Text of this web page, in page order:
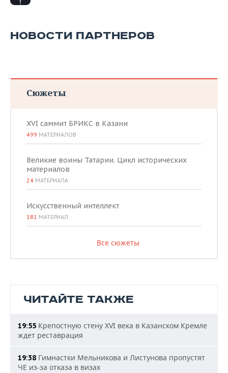
НОВОСТИ ПАРТНЕРОВ
Сюжеты
XVI саммит БРИКС в Казани
499 МАТЕРИАЛОВ
Великие воины Татарии. Цикл исторических
материалов
24 МАТЕРИАЛА
Искусственный интеллект
181 МАТЕРИАЛ
Все сюжеты
ЧИТАЙТЕ ТАКЖЕ
19:55 Крепостную стену XVI века в Казанском Кремле
ждет реставрация
19:38 Гимнастки Мельникова и Листунова пропустят
ЧЕ из-за отказа в визах